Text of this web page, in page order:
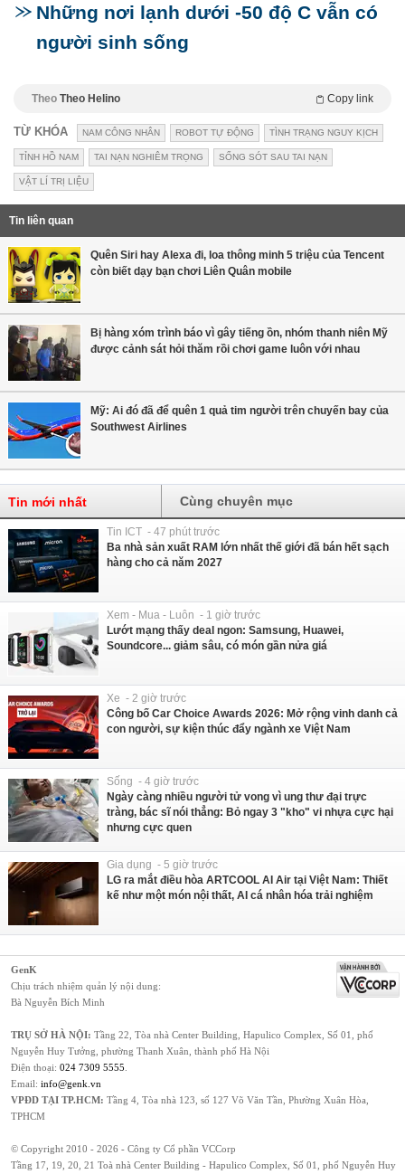
Những nơi lạnh dưới -50 độ C vẫn có
người sinh sống
Theo Theo Helino Copy link
TỪ KHÓA NAM CÔNG NHÂN ROBOT TỰ ĐỘNG TÌNH TRẠNG NGUY KỊCH
TỈNH HỒ NAM TAI NẠN NGHIÊM TRỌNG SỐNG SÓT SAU TAI NẠN
VẬT LÍ TRỊ LIỆU
Tin liên quan
Quên Siri hay Alexa đi, loa thông minh 5 triệu của Tencent
còn biết dạy bạn chơi Liên Quân mobile
Bị hàng xóm trình báo vì gây tiếng ồn, nhóm thanh niên Mỹ
được cảnh sát hỏi thăm rồi chơi game luôn với nhau
Mỹ: Ai đó đã để quên 1 quả tim người trên chuyến bay của
Southwest Airlines
Tin mới nhất Cùng chuyên mục
Tin ICT - 47 phút trước
Ba nhà sản xuất RAM lớn nhất thế giới đã bán hết sạch
hàng cho cả năm 2027
Xem - Mua - Luôn - 1 giờ trước
Lướt mạng thấy deal ngon: Samsung, Huawei,
Soundcore... giảm sâu, có món gần nửa giá
Xe - 2 giờ trước
Công bố Car Choice Awards 2026: Mở rộng vinh danh cả
con người, sự kiện thúc đẩy ngành xe Việt Nam
Sống - 4 giờ trước
Ngày càng nhiều người tử vong vì ung thư đại trực
tràng, bác sĩ nói thẳng: Bỏ ngay 3 "kho" vi nhựa cực hại
nhưng cực quen
Gia dụng - 5 giờ trước
LG ra mắt điều hòa ARTCOOL AI Air tại Việt Nam: Thiết
kế như một món nội thất, AI cá nhân hóa trải nghiệm
GenK
Chịu trách nhiệm quản lý nội dung:
Bà Nguyễn Bích Minh
TRỤ SỞ HÀ NỘI: Tầng 22, Tòa nhà Center Building, Hapulico Complex, Số 01, phố
Nguyễn Huy Tưởng, phường Thanh Xuân, thành phố Hà Nội
Điện thoại: 024 7309 5555
Email: info@genk.vn
VPĐD TẠI TP.HCM: Tầng 4, Tòa nhà 123, số 127 Võ Văn Tần, Phường Xuân Hòa,
TPHCM
© Copyright 2010 - 2026 - Công ty Cổ phần VCCorp
Tầng 17, 19, 20, 21 Toà nhà Center Building - Hapulico Complex, Số 01, phố Nguyễn Huy